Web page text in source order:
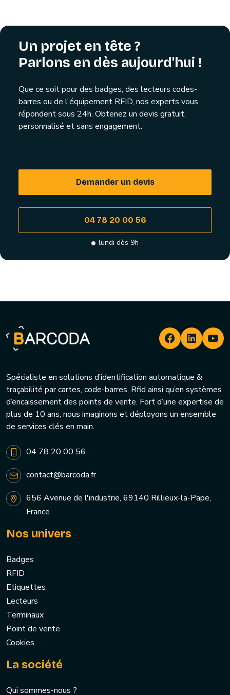
Un projet en tête ?
Parlons en dès aujourd'hui !
Que ce soit pour des badges, des lecteurs codes-
barres ou de l'équipement RFID, nos experts vous
répondent sous 24h. Obtenez un devis gratuit,
personnalisé et sans engagement.
Demander un devis
04 78 20 00 56
lundi dès 9h
Spécialiste en solutions d’identification automatique &
traçabilité par cartes, code-barres, Rfid ainsi qu’en systèmes
d’encaissement des points de vente. Fort d’une expertise de
plus de 10 ans, nous imaginons et déployons un ensemble
de services clés en main.
04 78 20 00 56
contact@barcoda.fr
656 Avenue de l'industrie, 69140 Rillieux-la-Pape,
France
Nos univers
Badges
RFID
Etiquettes
Lecteurs
Terminaux
Point de vente
Cookies
La société
Qui sommes-nous ?